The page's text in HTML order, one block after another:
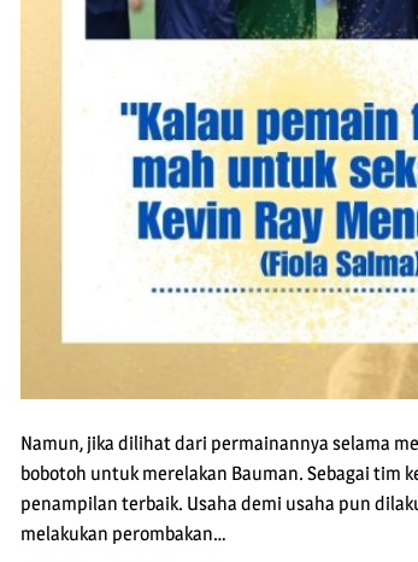
Namun, jika dilihat dari permainannya selama
bobotoh untuk merelakan Bauman. Sebagai tim
penampilan terbaik. Usaha demi usaha pun
melakukan perombakan…